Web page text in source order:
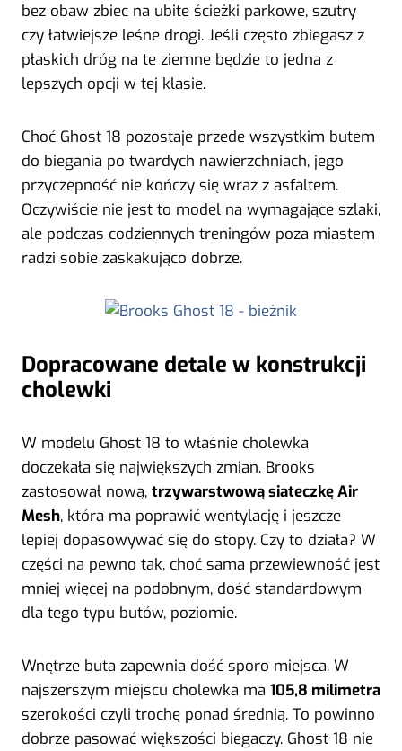
bez obaw zbiec na ubite ścieżki parkowe, szutry
czy łatwiejsze leśne drogi. Jeśli często zbiegasz z
płaskich dróg na te ziemne będzie to jedna z
lepszych opcji w tej klasie.
Choć Ghost 18 pozostaje przede wszystkim butem
do biegania po twardych nawierzchniach, jego
przyczepność nie kończy się wraz z asfaltem.
Oczywiście nie jest to model na wymagające szlaki,
ale podczas codziennych treningów poza miastem
radzi sobie zaskakująco dobrze.
Dopracowane detale w konstrukcji
cholewki
W modelu Ghost 18 to właśnie cholewka
doczekała się największych zmian. Brooks
zastosował nową, trzywarstwową siateczkę Air
Mesh, która ma poprawić wentylację i jeszcze
lepiej dopasowywać się do stopy. Czy to działa? W
części na pewno tak, choć sama przewiewność jest
mniej więcej na podobnym, dość standardowym
dla tego typu butów, poziomie.
Wnętrze buta zapewnia dość sporo miejsca. W
najszerszym miejscu cholewka ma 105,8 milimetra
szerokości czyli trochę ponad średnią. To powinno
dobrze pasować większości biegaczy. Ghost 18 nie